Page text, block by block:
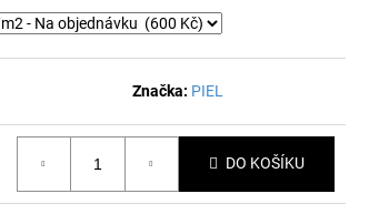
Značka: PIEL
DO KOŠÍKU